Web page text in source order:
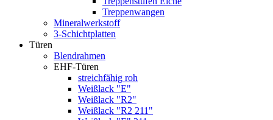
Treppenwangen
Mineralwerkstoff
3-Schichtplatten
Türen
Blendrahmen
EHF-Türen
streichfähig roh
Weißlack "E"
Weißlack "R2"
Weißlack "R2 211"